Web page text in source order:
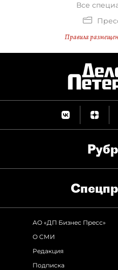
Все
Правила
АО «ДП Бизнес Пресс»
О СМИ
Редакция
Подписка